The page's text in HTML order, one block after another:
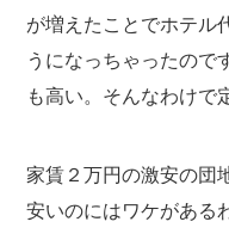
が増えたことでホテル
うになっちゃったので
も高い。そんなわけで
家賃２万円の激安の団
安いのにはワケがある